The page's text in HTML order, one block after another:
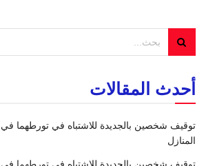
أحدث المقالات
توقيف شخصين بالجديدة للاشتباه في تورطهما
المنازل
توقيف شخصين بالجديدة للاشتباه في تورطهما